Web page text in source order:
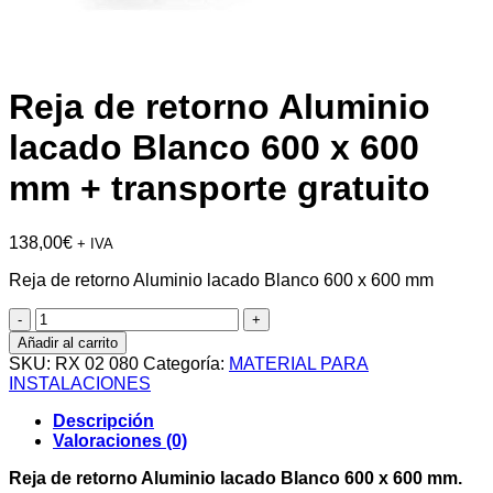
Reja de retorno Aluminio
lacado Blanco 600 x 600
mm + transporte gratuito
138,00€ + IVA
Reja de retorno Aluminio lacado Blanco 600 x 600 mm
Reja
de
retorno
Aluminio
lacado
Blanco
600
600
Añadir al carrito
SKU: RX 02 080 Categoría: MATERIAL PARA
INSTALACIONES
Descripción
Valoraciones (0)
Reja de retorno Aluminio lacado Blanco 600 x 600 mm.